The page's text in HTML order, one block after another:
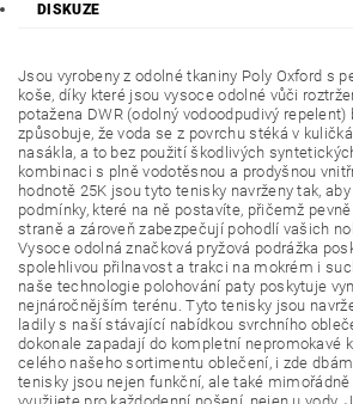
DISKUZE
Jsou vyrobeny z odolné tkaniny Poly Oxford s
koše, díky které jsou vysoce odolné vůči
potažena DWR (odolný vodoodpudivý repelent)
způsobuje, že voda se z povrchu stéká v
nasákla, a to bez použití škodlivých
kombinaci s plně vodotěsnou a prodyšnou
hodnotě 25K jsou tyto tenisky navrženy tak,
podmínky, které na ně postavíte, přičemž
straně a zároveň zabezpečují pohodlí vašich
Vysoce odolná značková pryžová podrážka
spolehlivou přilnavost a trakci na mokrém i
naše technologie polohování paty poskytuje
nejnáročnějším terénu. Tyto tenisky jsou
ladily s naší stávající nabídkou svrchního
dokonale zapadají do kompletní nepromokavé
celého našeho sortimentu oblečení, i zde
tenisky jsou nejen funkční, ale také